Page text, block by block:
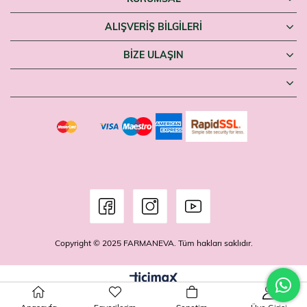
ALIŞVERİŞ BİLGİLERİ
BIZE ULAŞIN
Copyright © 2025 FARMANEVA. Tüm hakları saklıdır.